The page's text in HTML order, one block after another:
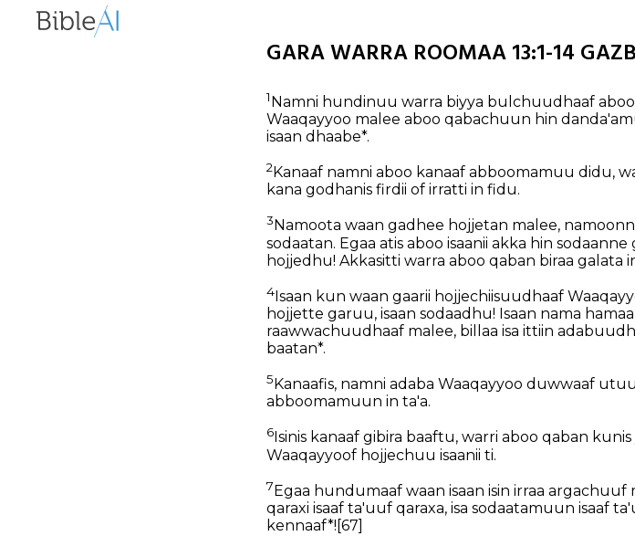
GARA WARRA ROOMAA 13:1-14
1Namni hundinuu warra biyya bulchuudhaaf
Waaqayyoo malee aboo qabachuun hin
isaan dhaabe*.
2 Kanaaf namni aboo kanaaf abboomamuu didu,
kana godhanis firdii of irratti in fidu.
3 Namoota waan gadhee hojjetan malee,
sodaatan. Egaa atis aboo isaanii akka hin
hojjedhu! Akkasitti warra aboo qaban biraa galata
4Isaan kun waan gaarii hojjechiisuudhaaf
hojjette garuu, isaan sodaadhu! Isaan nama
raawwachuudhaaf malee, billaa isa ittiin
baatan*.
5 Kanaafis, namni adaba Waaqayyoo duwwaaf
abboomamuun in ta'a.
6 Isinis kanaaf gibira baaftu, warri aboo qaban
Waaqayyoof hojjechuu isaanii ti.
7Egaa hundumaaf waan isaan isin irraa argachuuf
qaraxi isaaf ta'uuf qaraxa, isa sodaatamuun isaaf
kennaaf*! [67]